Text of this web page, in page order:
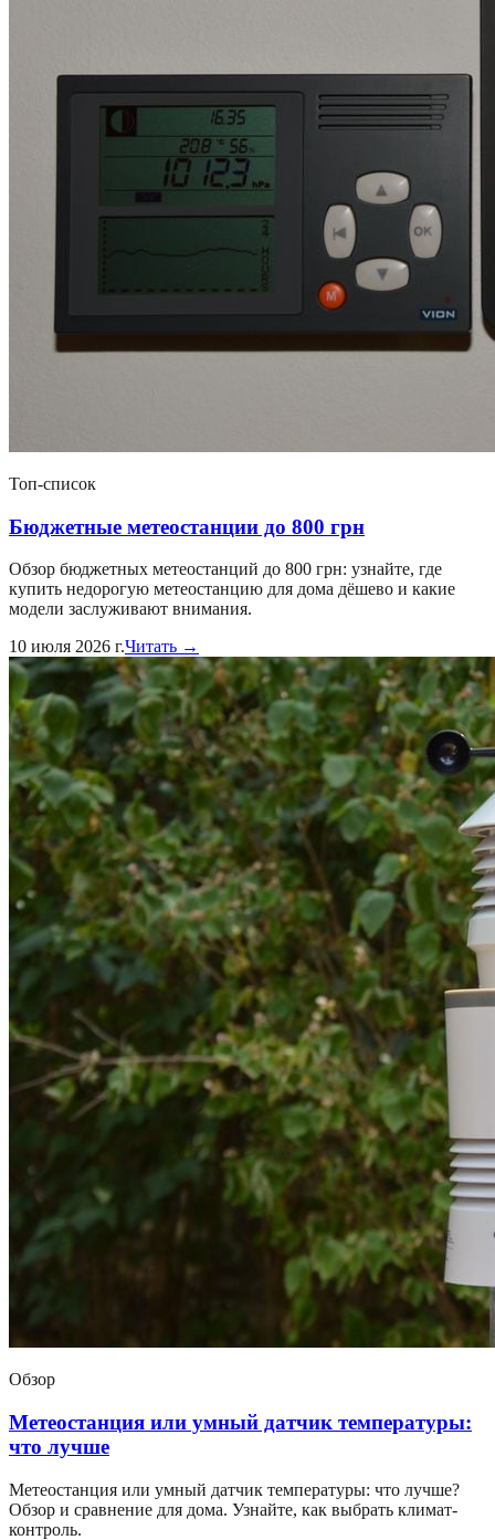
Топ-список
Бюджетные метеостанции до 800 грн
Обзор бюджетных метеостанций до 800 грн: узнайте, где
купить недорогую метеостанцию для дома дёшево и какие
модели заслуживают внимания.
10 июля 2026 г.Читать →
Обзор
Метеостанция или умный датчик температуры:
что лучше
Метеостанция или умный датчик температуры: что лучше?
Обзор и сравнение для дома. Узнайте, как выбрать климат-
контроль.